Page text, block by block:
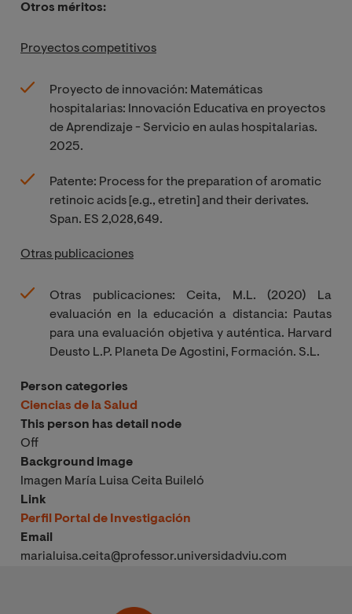
Otros méritos:
Proyectos competitivos
Proyecto de innovación: Matemáticas
hospitalarias: Innovación Educativa en proyectos
de Aprendizaje - Servicio en aulas hospitalarias.
2025.
Patente: Process for the preparation of aromatic
retinoic acids [e.g., etretin] and their derivates.
Span. ES 2,028,649.
Otras publicaciones
Otras publicaciones: Ceita, M.L. (2020) La
evaluación en la educación a distancia: Pautas
para una evaluación objetiva y auténtica. Harvard
Deusto L.P. Planeta De Agostini, Formación. S.L.
Person categories
Ciencias de la Salud
This person has detail node
Off
Background image
Imagen María Luisa Ceita Buileló
Link
Perfil Portal de Investigación
Email
marialuisa.ceita@professor.universidadviu.com